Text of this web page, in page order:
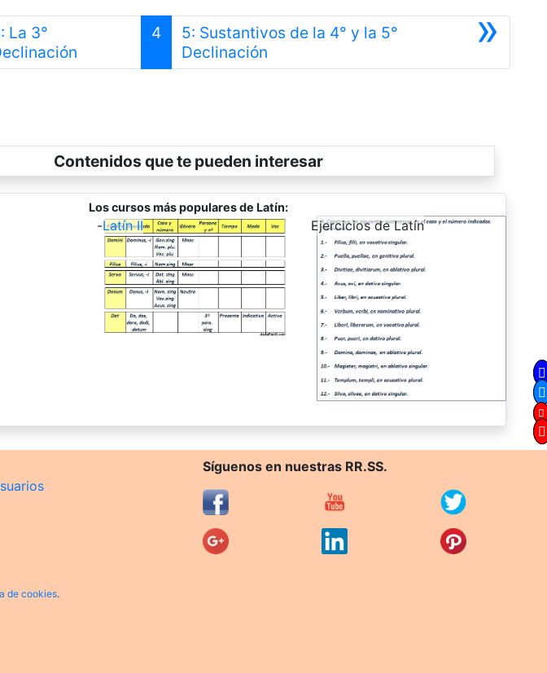
La 3°
Anterior
4 »
5: Sustantivos de la 4° y la 5°
DeclinaciónSiguiente
Contenidos que te pueden interesar
Los cursos más populares de Latín:
-Latín II -
Ejercicios de Latín
Síguenos en nuestras RR.SS.
de cookies.